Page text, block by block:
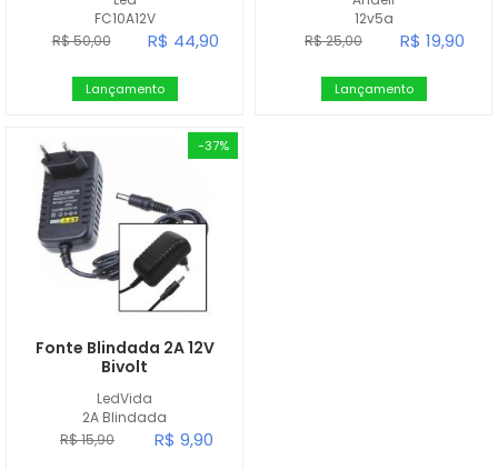
FC10A12V
R$ 50,00 R$ 44,90
Lançamento
12v5a
R$ 25,00 R$ 19,90
Lançamento
-37%
LedVida
2A Blindada
Fonte Blindada 2A 12V
Bivolt
R$ 15,90 R$ 9,90